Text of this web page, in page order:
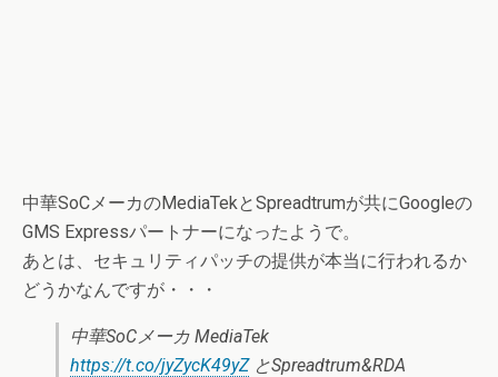
中華SoCメーカのMediaTekとSpreadtrumが共にGoogleの
GMS Expressパートナーになったようで。
あとは、セキュリティパッチの提供が本当に行われるか
どうかなんですが・・・
中華SoCメーカ MediaTek
https://t.co/jyZycK49yZとSpreadtrum&RDA